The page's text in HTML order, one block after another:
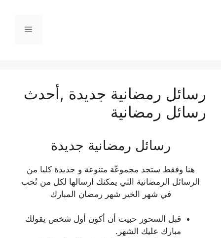
القائمة
رسائل رمضانية جديدة ,أحدث
رسائل رمضانية
رسائل رمضانية جديدة
هنا وفقط ستجد مجموعّة متنوعة و جديدة كليا من
الرسائل الرمضانية التي يمكنك ارسالها لكل من تُحب
في شهر الخير شهر رمضان المبارك
قبل السحور حبيت أن أكون أول شخص يقولك
مبارك عليك الشهر.